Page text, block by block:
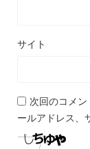
サイト
次回のコメ
ールアドレス、